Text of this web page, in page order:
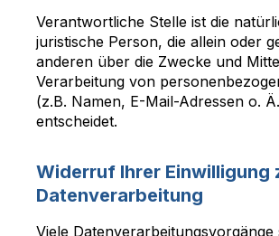
Verantwortliche Stelle ist die
juristische Person, die allein oder
anderen über die Zwecke und
Verarbeitung von
(z.B. Namen, E-Mail-Adressen o.
entscheidet.
Widerruf Ihrer Einwilligung
Datenverarbeitung
Viele